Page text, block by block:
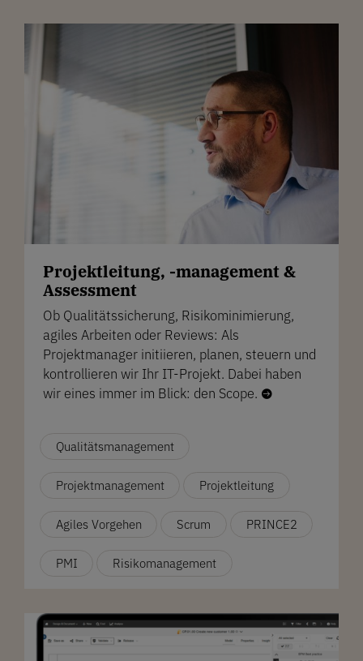
Projektleitung, -management &
Assessment
Ob Qualitätssicherung, Risikominimierung,
agiles Arbeiten oder Reviews: Als
Projektmanager initiieren, planen, steuern und
kontrollieren wir Ihr IT-Projekt. Dabei haben
wir eines immer im Blick: den Scope. 
Qualitätsmanagement
Projektmanagement Projektleitung
Agiles Vorgehen Scrum PRINCE2
PMI Risikomanagement